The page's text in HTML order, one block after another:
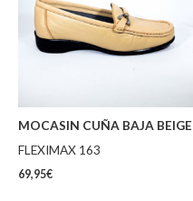
MOCASIN CUÑA BAJA BEIGE
FLEXIMAX 163
69,95€